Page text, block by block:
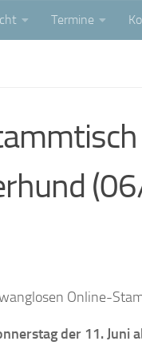
Termine
Online-
der 11. Juni